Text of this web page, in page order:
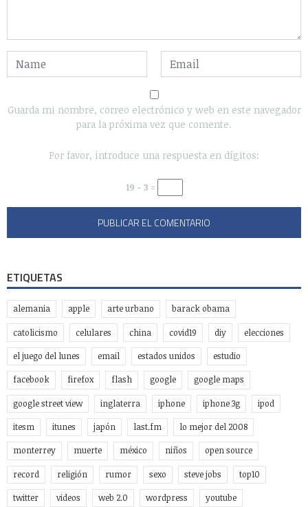
Guarda mi nombre, correo electrónico y web en este navegador
para la próxima vez que comente.
Por favor, introduce una respuesta en dígitos:
19 − 3 =
ETIQUETAS
alemania apple arte urbano barack obama
catolicismo celulares china covid19 diy elecciones
el juego del lunes email estados unidos estudio
facebook firefox flash google google maps
google street view inglaterra iphone iphone 3g ipod
itesm itunes japón last.fm lo mejor del 2008
monterrey muerte méxico niños open source
record religión rumor sexo steve jobs top10
twitter videos web 2.0 wordpress youtube